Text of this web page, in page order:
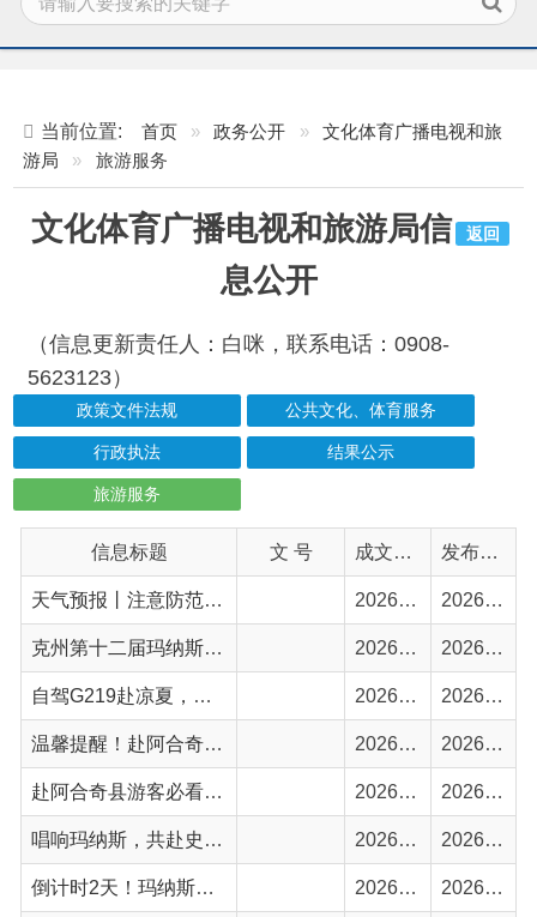
文化体育广播电视和旅游局信
息公开
行政执法 结果公示
旅游服务
信息标题 文 号 成文日期 发布日期
天气预报丨注意防范！阿合奇县未来6天天气及防范措施速看
克州第十二届玛纳斯国际文化旅游节阿合奇县分会场活动精彩启幕 2026-07-15 2026-07-15
2026-07-02 2026-07-02
温馨提醒！赴阿合奇旅游 安全文明伴全程 2026-06-15 2026-06-15
赴阿合奇县游客必看！极端天气安全游玩须知 2026-06-05 2026-06-05
2026-05-25 2026-05-25
倒计时2天！玛纳斯史诗鸣响，阿合奇第四届猎鹰文化旅游季赴约在即 2026-05-22 2026-05-22
乐享文旅盛宴！5·19中国旅游日，相约秘境阿合奇
阿合奇县召开第四届猎鹰文化旅游季筹备情况例行新闻发布会 2026-05-18 2026-05-18
“乐享品质生活，共赴美好山河”—阿合奇县2026年“5·19中国旅游日”重磅来袭！ 2026-05-14 2026-05-14